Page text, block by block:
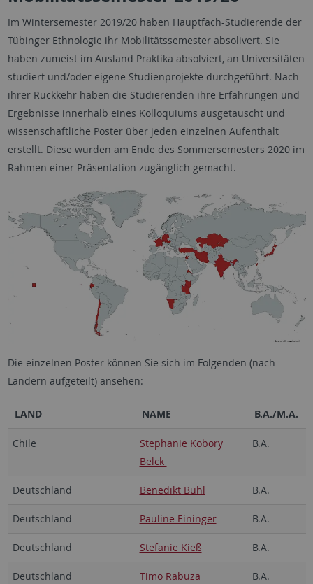
Im Wintersemester 2019/20 haben Hauptfach-Studierende der
Tübinger Ethnologie ihr Mobilitätssemester absolivert. Sie
haben zumeist im Ausland Praktika absolviert, an Universitäten
studiert und/oder eigene Studienprojekte durchgeführt. Nach
ihrer Rückkehr haben die Studierenden ihre Erfahrungen und
Ergebnisse innerhalb eines Kolloquiums ausgetauscht und
wissenschaftliche Poster über jeden einzelnen Aufenthalt
erstellt. Diese wurden am Ende des Sommersemesters 2020 im
Rahmen einer Präsentation zugänglich gemacht.
Die einzelnen Poster können Sie sich im Folgenden (nach
Ländern aufgeteilt) ansehen:
LAND NAME B.A./M.A.
Chile
Stephanie Kobory
Belck
B.A.
Deutschland Benedikt Buhl B.A.
Deutschland Pauline Eininger B.A.
Deutschland Stefanie Kieß B.A.
Deutschland Timo Rabuza B.A.